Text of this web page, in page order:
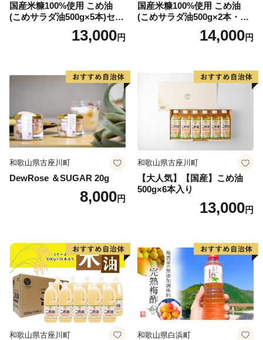
国産米糠100%使用 こめ油
(こめサラダ油500g×5本)セッ
13,000円
国産米糠100%使用 こめ油
(こめサラダ油500g×2本・こ
め胚芽油500g×3本)セット [1
14,000円
和歌山県古座川町
DewRose ＆SUGAR 20g
8,000円
和歌山県古座川町
【大人気】【国産】こめ油
500g×6本入り
13,000円
和歌山県古座川町 和歌山県白浜町